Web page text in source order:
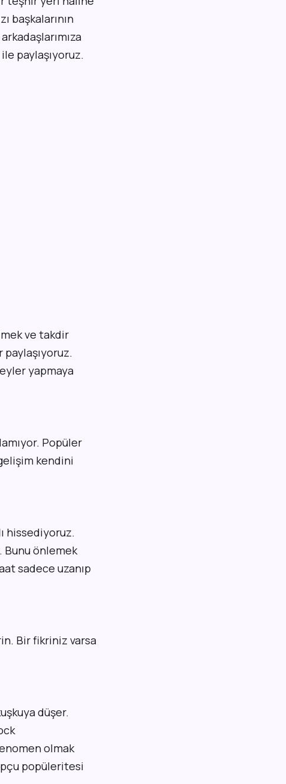
başkalarının
paylaşıyoruz.
ve takdir
yapmaya
Popüler
kendini
hissediyoruz.
Bunu önlemek
sadece uzanıp
Bir fikriniz varsa
düşer.
olmak
popüleritesi